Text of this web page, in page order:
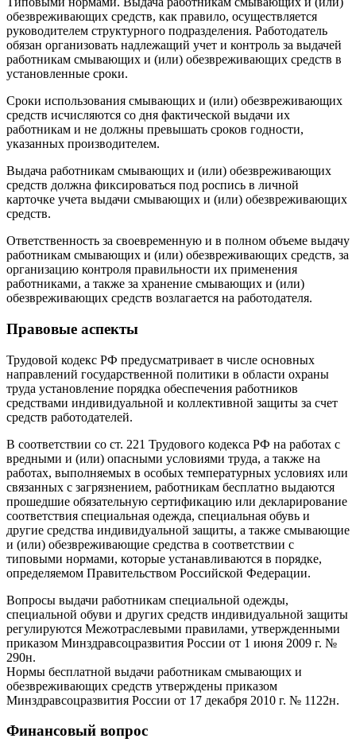
обезвреживающих средств, как правило, осуществляется
руководителем структурного подразделения. Работодатель
обязан организовать надлежащий учет и контроль за выдачей
работникам смывающих и (или) обезвреживающих средств в
установленные сроки.
Сроки использования смывающих и (или) обезвреживающих
средств исчисляются со дня фактической выдачи их
работникам и не должны превышать сроков годности,
указанных производителем.
Выдача работникам смывающих и (или) обезвреживающих
средств должна фиксироваться под роспись в личной
карточке учета выдачи смывающих и (или) обезвреживающих
средств.
Ответственность за своевременную и в полном объеме выдачу
работникам смывающих и (или) обезвреживающих средств, за
организацию контроля правильности их применения
работниками, а также за хранение смывающих и (или)
обезвреживающих средств возлагается на работодателя.
Правовые аспекты
Трудовой кодекс РФ предусматривает в числе основных
направлений государственной политики в области охраны
труда ус­тановление порядка обеспечения работников
средствами индивиду­альной и коллективной защиты за счет
средств работодателей.
В соответствии со ст. 221 Трудового кодекса РФ на работах с
вредными и (или) опасными условиями труда, а также на
работах, выполняемых в особых температурных условиях или
связанных с загрязнением, работникам бесплатно выдаются
прошедшие обязательную сертификацию или декларирование
соответствия специальная одежда, специальная обувь и
другие средства индивидуальной защиты, а также смывающие
и (или) обезвреживающие средства в соответствии с
типовыми нормами, которые устанавливаются в порядке,
определяемом Прави­тельством Российской Федерации.
Вопросы выдачи работникам специальной одежды,
специальной обуви и других средств индивидуальной защиты
регулируются Межотраслевыми правилами, утвержденными
приказом Минздравсоцразвития России от 1 июня 2009 г. №
290н.
Нормы бесплатной выдачи работникам смывающих и
обезврежи­вающих средств утверждены приказом
Минздравсоцразвития России от 17 декабря 2010 г. № 1122н.
Финансовый вопрос